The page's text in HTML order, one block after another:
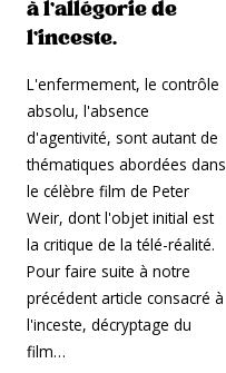
à l’allégorie de
l’inceste.
L'enfermement, le contrôle
absolu, l'absence
d'agentivité, sont autant de
thématiques abordées dans
le célèbre film de Peter
Weir, dont l'objet initial est
la critique de la télé-réalité.
Pour faire suite à notre
précédent article consacré à
l'inceste, décryptage du
film…